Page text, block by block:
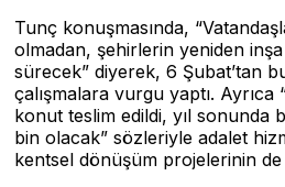
Tunç konuşmasında,
olmadan, şehirlerin yeniden
sürecek” diyerek, 6 Şubat’tan
çalışmalara vurgu yaptı.
konut teslim edildi, yıl sonunda
bin olacak” sözleriyle adalet
kentsel dönüşüm projelerinin